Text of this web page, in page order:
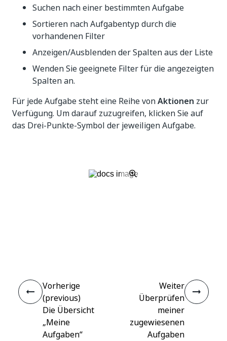
Suchen nach einer bestimmten Aufgabe
Sortieren nach Aufgabentyp durch die
vorhandenen Filter
Anzeigen/Ausblenden der Spalten aus der Liste
Wenden Sie geeignete Filter für die angezeigten
Spalten an.
Für jede Aufgabe steht eine Reihe vonAktionen zur
Verfügung. Um darauf zuzugreifen, klicken Sie auf
das Drei-Punkte-Symbol der jeweiligen Aufgabe.
Vorherige
(previous)
Die Übersicht
„Meine
Aufgaben“
Weiter
Überprüfen
meiner
zugewiesenen
Aufgaben